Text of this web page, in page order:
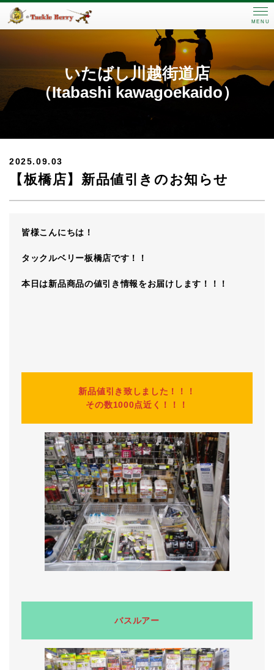
MENU
いたばし川越街道店
（Itabashi kawagoekaido）
2025.09.03
【板橋店】新品値引きのお知らせ
皆様こんにちは！
タックルベリー板橋店です！！
本日は新品商品の値引き情報をお届けします！！！
新品値引き致しました！！！
その数1000点近く！！！
バスルアー